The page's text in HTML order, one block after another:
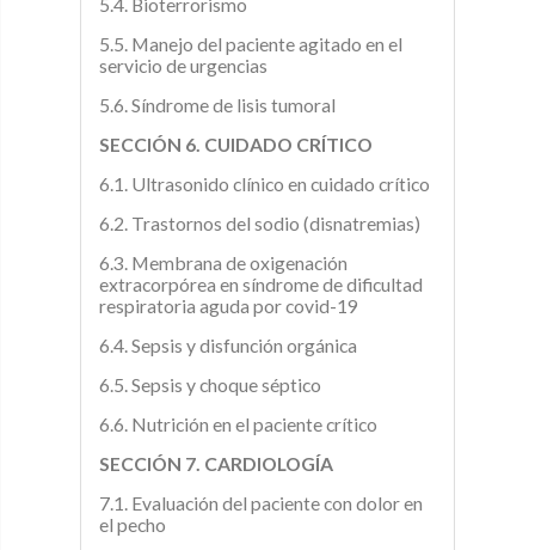
5.5. Manejo del paciente agitado en el
servicio de urgencias
5.6. Síndrome de lisis tumoral
SECCIÓN 6. CUIDADO CRÍTICO
6.1. Ultrasonido clínico en cuidado crítico
6.2. Trastornos del sodio (disnatremias)
6.3. Membrana de oxigenación
extracorpórea en síndrome de dificultad
respiratoria aguda por covid-19
6.4. Sepsis y disfunción orgánica
6.5. Sepsis y choque séptico
6.6. Nutrición en el paciente crítico
SECCIÓN 7. CARDIOLOGÍA
7.1. Evaluación del paciente con dolor en
el pecho